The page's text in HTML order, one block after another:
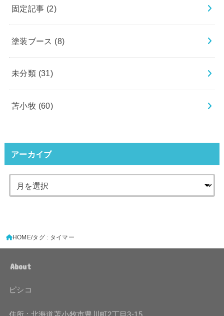
固定記事 (2)
塗装ブース (8)
未分類 (31)
苫小牧 (60)
アーカイブ
HOME タグ : タイマー
About
ピシコ